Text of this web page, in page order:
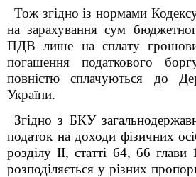
Тож згідно із нормами
на зарахування сум
ПДВ лише на сплату
погашення податкового
повністю сплачуються до
України.
Згідно з БКУ
податок на доходи фізичних
розділу ІІ, статті 64, 66
розподіляється у різних